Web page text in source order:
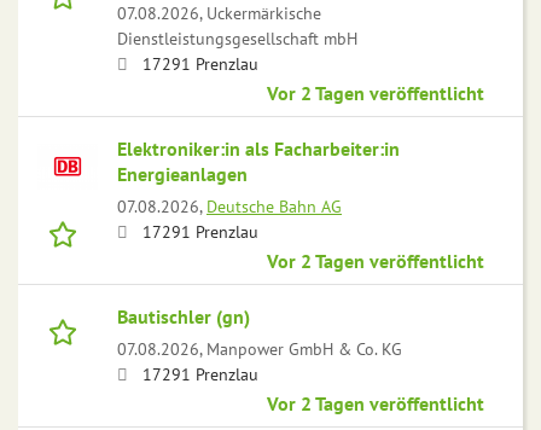
07.08.2026, Uckermärkische
Dienstleistungsgesellschaft mbH
17291 Prenzlau
Vor 2 Tagen veröffentlicht
Elektroniker:in als Facharbeiter:in
Energieanlagen
07.08.2026, Deutsche Bahn AG
17291 Prenzlau
Vor 2 Tagen veröffentlicht
Bautischler (gn)
07.08.2026, Manpower GmbH & Co. KG
17291 Prenzlau
Vor 2 Tagen veröffentlicht